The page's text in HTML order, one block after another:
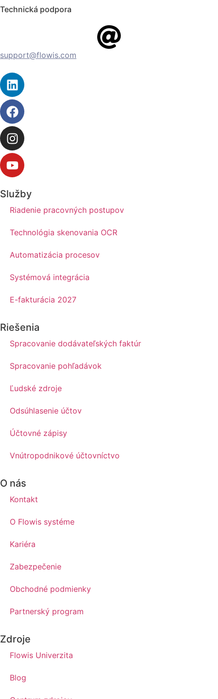
Technická podpora
support@flowis.com
Služby
Riadenie pracovných postupov
Technológia skenovania OCR
Automatizácia procesov
Systémová integrácia
E-fakturácia 2027
Riešenia
Spracovanie dodávateľských faktúr
Spracovanie pohľadávok
Ľudské zdroje
Odsúhlasenie účtov
Účtovné zápisy
Vnútropodnikové účtovníctvo
O nás
Kontakt
O Flowis systéme
Kariéra
Zabezpečenie
Obchodné podmienky
Partnerský program
Zdroje
Flowis Univerzita
Blog